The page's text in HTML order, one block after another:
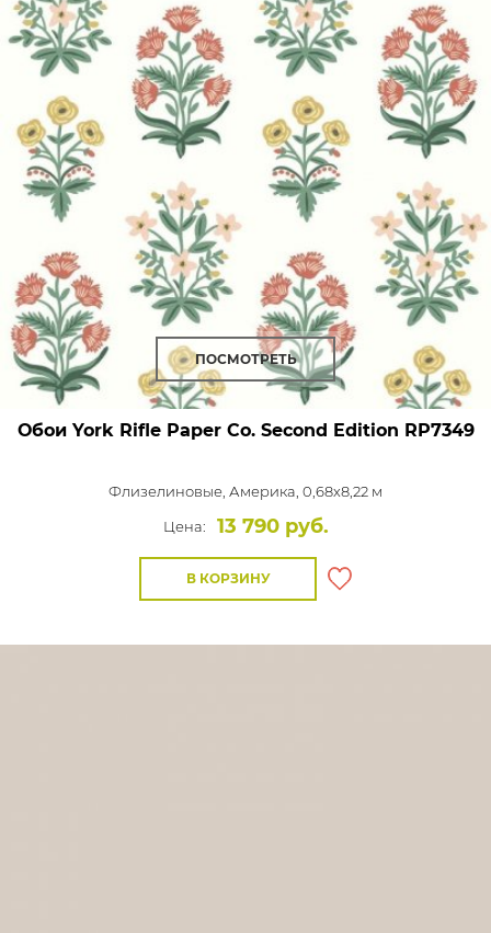
ПОСМОТРЕТЬ
Обои York Rifle Paper Co. Second Edition RP7349
Флизелиновые, Америка, 0,68x8,22 м
Цена:
13 790 руб.
В КОРЗИНУ